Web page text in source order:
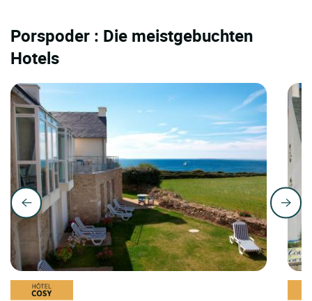
Porspoder : Die meistgebuchten
Hotels